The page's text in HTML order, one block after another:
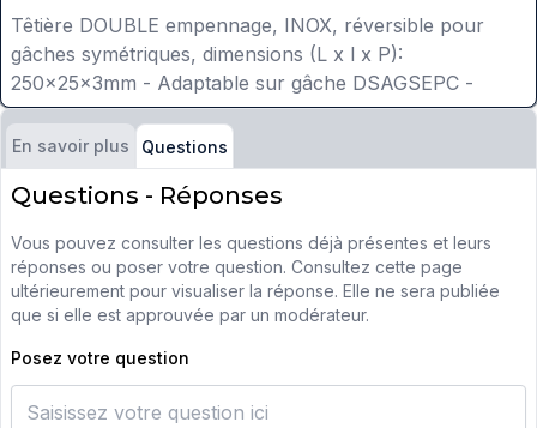
Têtière DOUBLE empennage, INOX, réversible pour
gâches symétriques, dimensions (L x l x P):
250x25x3mm - Adaptable sur gâche DSAGSEPC -
En savoir plus Questions
Questions - Réponses
Vous pouvez consulter les questions déjà présentes et leurs
réponses ou poser votre question. Consultez cette page
ultérieurement pour visualiser la réponse. Elle ne sera publiée
que si elle est approuvée par un modérateur.
Posez votre question